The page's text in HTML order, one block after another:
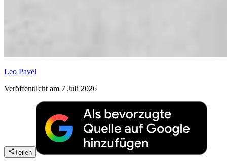
Leo Pavel
Veröffentlicht am 7 Juli 2026
Teilen